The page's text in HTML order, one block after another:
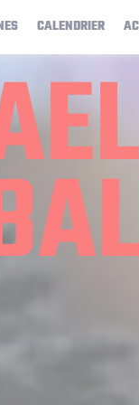
CALENDRIER